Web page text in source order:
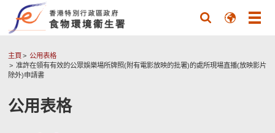
主頁
公用表格
准許在領有有效的公眾娛樂場所牌照(附有電影放映的批署)的處所現場直播(放映影片
除外)申請書
公用表格